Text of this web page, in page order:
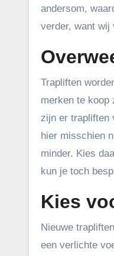
andersom,
verder, want wij
Trapliften
merken te koop
zijn er trapliften
hier misschien
minder. Kies
kun je toch
Kies
Nieuwe
een verlichte